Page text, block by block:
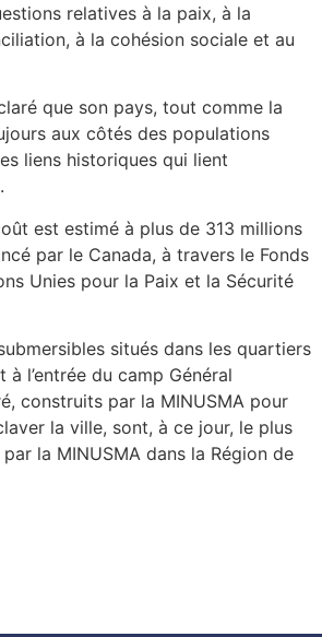
relatives à la paix, à la
à la cohésion sociale et au
que son pays, tout comme la
aux côtés des populations
liens historiques qui lient
est estimé à plus de 313 millions
par le Canada, à travers le Fonds
Unies pour la Paix et la Sécurité
situés dans les quartiers
l’entrée du camp Général
construits par la MINUSMA pour
la ville, sont, à ce jour, le plus
la MINUSMA dans la Région de